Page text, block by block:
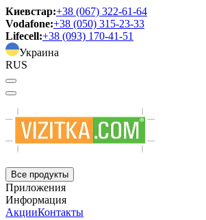
Киевстар:+38 (067) 322-61-64
Vodafone:+38 (050) 315-23-33
Lifecell:+38 (093) 170-41-51
Украина
RUS
Все продукты
Приложения
Информация
АкцииКонтакты